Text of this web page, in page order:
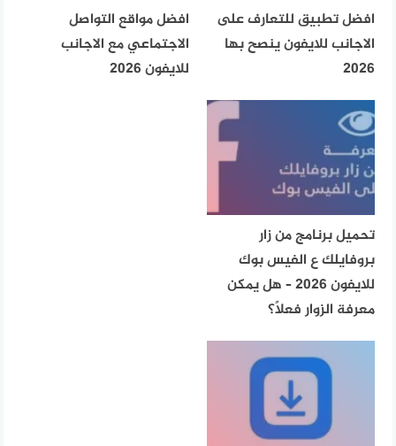
افضل تطبيق للتعارف على
الاجانب للايفون ينصح بها
2026
افضل مواقع التواصل
الاجتماعي مع الاجانب
للايفون 2026
تحميل برنامج من زار
بروفايلك ع الفيس بوك
للايفون 2026 – هل يمكن
معرفة الزوار فعلًا؟